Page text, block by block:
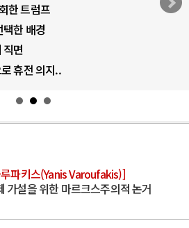
국 진보진영 ..
은 새로운 글로..
터센터 확산..
의를 잠식하고 ..
파키스(Yanis Varoufakis)]
가설을 위한 마르크스주의적 논거